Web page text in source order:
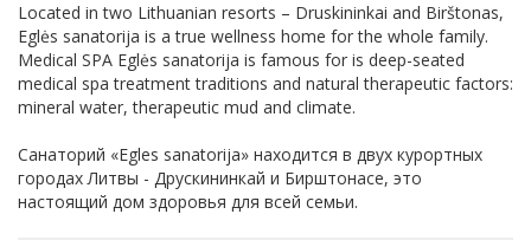
Located in two Lithuanian resorts – Druskininkai and Birštonas,
Eglės sanatorija is a true wellness home for the whole family.
Medical SPA Eglės sanatorija is famous for is deep-seated
medical spa treatment traditions and natural therapeutic factors:
mineral water, therapeutic mud and climate.
Санаторий «Egles sanatorija» находится в двух курортных
городах Литвы - Друскининкай и Бирштонасе, это
настоящий дом здоровья для всей семьи.